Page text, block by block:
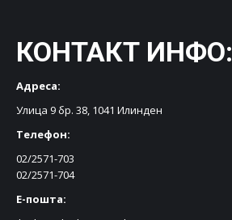
КОНТАКТ ИНФО:
Адреса:
Улица 9 бр. 38, 1041 Илинден
Телефон:
02/2571-703
02/2571-704
Е-пошта: